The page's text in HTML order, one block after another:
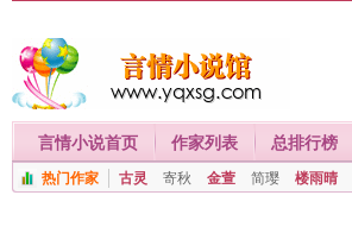
言情小说首页 作家列表 总排行榜
热门作家 古灵 寄秋 金萱 简璎 楼雨晴